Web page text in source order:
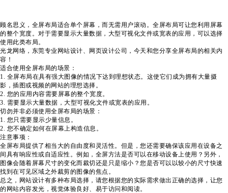
顾名思义，全屏布局适合单个屏幕，而无需用户滚动。全屏布局可让您利用屏幕
的整个宽度。对于需要显示大量数据，大型可视化文件或宽表的应用，可以选择
使用此类布局。
光龙网络，东莞专业网站设计、网页设计公司，今天和您分享全屏布局的相关内
容！
适合使用全屏布局的场景：
1. 全屏布局在具有强大图像的情况下达到理想状态。这使它们成为拥有大量摄
影，插图或视频的网站的理想选择。
2. 您的应用内容需要屏幕的整个宽度。
3. 需要显示大量数据，大型可视化文件或宽表的应用。
切勿并非必须使用全屏布局的场景：
1. 您只需要显示少量信息。
2. 您不确定如何在屏幕上构造信息。
注意事项：
全屏布局提供了相当大的自由度和灵活性。但是，您还需要确保该应用在设备之
间具有响应性或自适应性。例如，全屏方法是否可以在移动设备上使用？另外，
图像会随着屏幕尺寸的变化而裁切还是只是缩小？您是否可以以较小的尺寸快速
找到在可见区域之外裁剪的图像的焦点。
总之，网站设计有多种布局选择，请您根据您的实际需求做出正确的选择，让您
的网站内容发光，视觉体验良好、易于访问和阅读。